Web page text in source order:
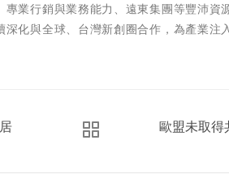
業行銷與業務能力、遠東集團等豐沛資
化與全球、台灣新創圈合作，為產業注
歐盟未取得